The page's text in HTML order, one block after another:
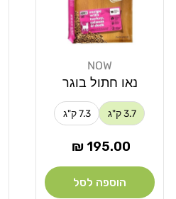
NOW
נאו חתול בוגר
3.7 ק"ג 7.3 ק"ג
מחיר
195.00 ₪
הוספה לסל